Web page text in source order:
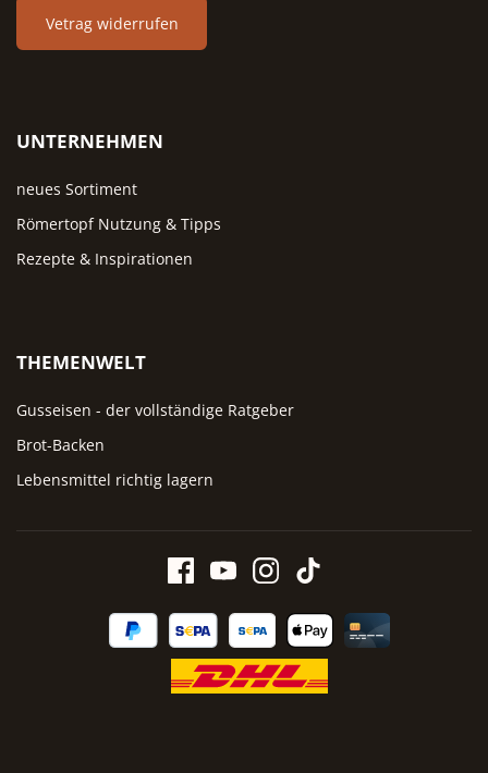
Vetrag widerrufen
UNTERNEHMEN
neues Sortiment
Römertopf Nutzung & Tipps
Rezepte & Inspirationen
THEMENWELT
Gusseisen - der vollständige Ratgeber
Brot-Backen
Lebensmittel richtig lagern